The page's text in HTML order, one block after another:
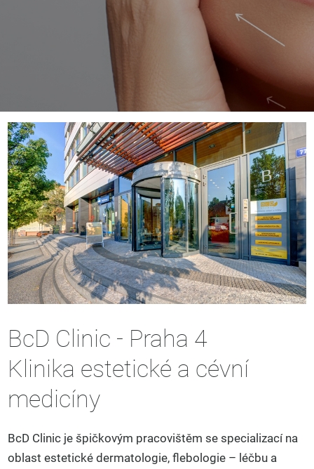
BcD Clinic - Praha 4
Klinika estetické a cévní
medicíny
BcD Clinic je špičkovým pracovištěm se specializací na
oblast estetické dermatologie, flebologie – léčbu a